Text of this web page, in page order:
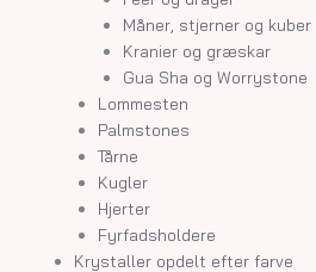
Måner, stjerner og kuber
Kranier og græskar
Gua Sha og Worrystone
Lommesten
Palmstones
Tårne
Kugler
Hjerter
Fyrfadsholdere
Krystaller opdelt efter farve